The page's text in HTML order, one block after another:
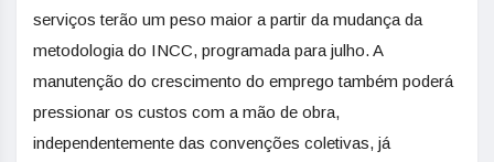
serviços terão um peso maior a partir da mudança da
metodologia do INCC, programada para julho. A
manutenção do crescimento do emprego também poderá
pressionar os custos com a mão de obra,
independentemente das convenções coletivas, já